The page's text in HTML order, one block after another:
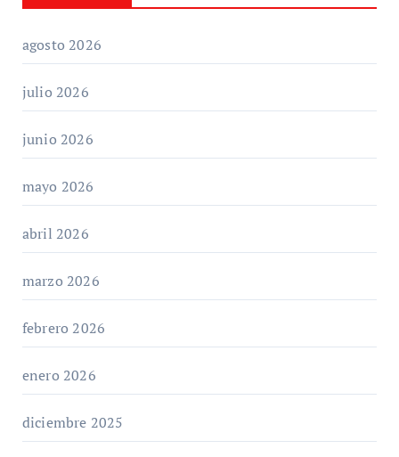
agosto 2026
julio 2026
junio 2026
mayo 2026
abril 2026
marzo 2026
febrero 2026
enero 2026
diciembre 2025